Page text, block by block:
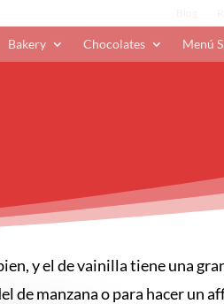
Bakery Chocolates Menú
y el de vainilla tiene una
de manzana o para hacer un